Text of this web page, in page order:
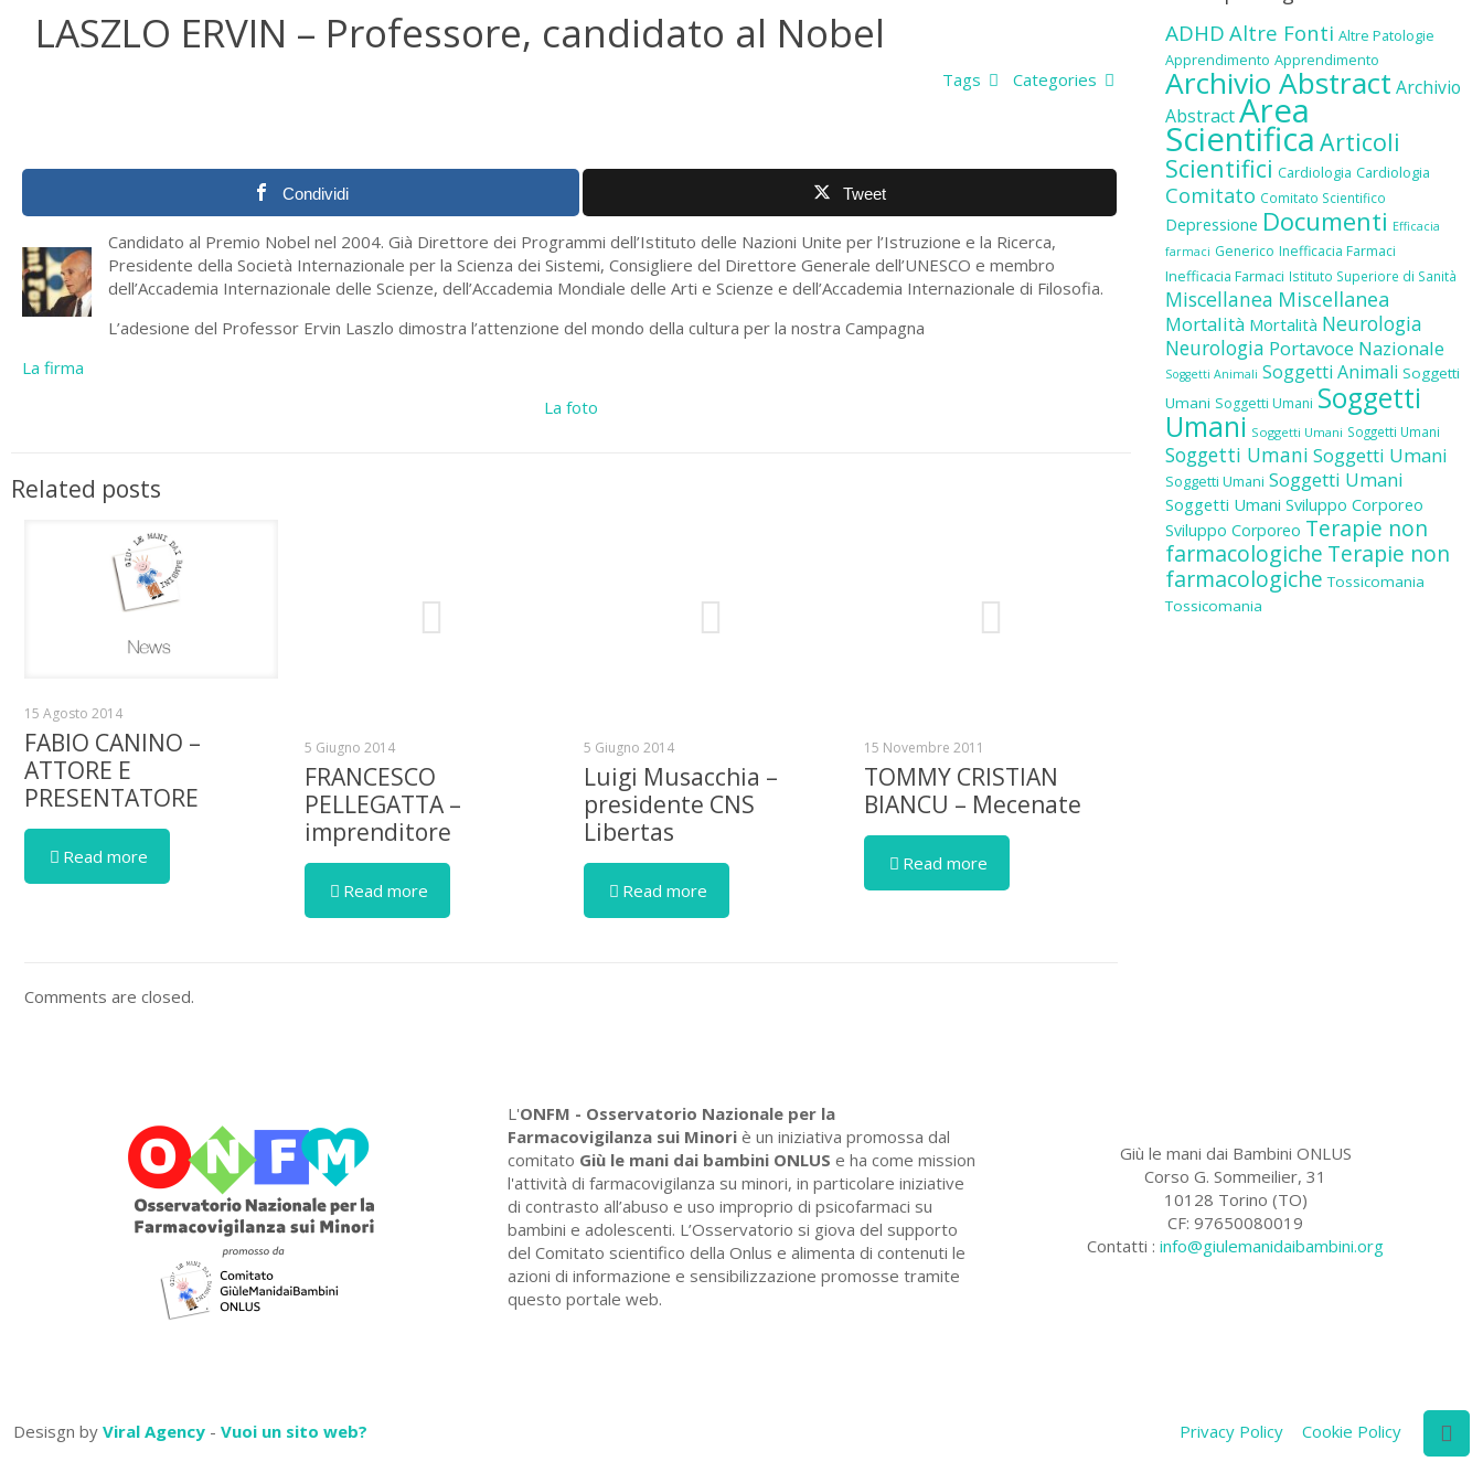
LASZLO ERVIN – Professore, candidato al Nobel
Categories
Tags
Condividi Tweet
Candidato al Premio Nobel nel 2004. Già Direttore dei Programmi dell’Istituto delle Nazioni Unite per l’Istruzione e la Ricerca,
Presidente della Società Internazionale per la Scienza dei Sistemi, Consigliere del Direttore Generale dell’UNESCO e membro
dell’Accademia Internazionale delle Scienze, dell’Accademia Mondiale delle Arti e Scienze e dell’Accademia Internazionale di Filosofia.
L’adesione del Professor Ervin Laszlo dimostra l’attenzione del mondo della cultura per la nostra Campagna
La firma
La foto
Related posts
15 Agosto 2014
FABIO CANINO –
ATTORE E
PRESENTATORE
Read more
5 Giugno 2014
FRANCESCO
PELLEGATTA –
imprenditore
Read more
5 Giugno 2014
Luigi Musacchia –
presidente CNS
Libertas
Read more
15 Novembre 2011
TOMMY CRISTIAN
BIANCU – Mecenate
Read more
Comments are closed.
ADHD Altre Fonti Altre Patologie
Apprendimento Apprendimento
Archivio Abstract Archivio
AbstractArea
Scientifica Articoli
Scientifici Cardiologia Cardiologia
Comitato Comitato Scientifico
Depressione Documenti Efficacia
farmaci Generico Inefficacia Farmaci
Inefficacia Farmaci Istituto Superiore di Sanità
Miscellanea Miscellanea
Mortalità Mortalità Neurologia
Neurologia Portavoce Nazionale
Soggetti Animali Soggetti Animali Soggetti
Umani Soggetti Umani Soggetti
Umani Soggetti Umani Soggetti Umani
Soggetti Umani Soggetti Umani
Soggetti Umani Soggetti Umani
Soggetti Umani Sviluppo Corporeo
Sviluppo Corporeo Terapie non
farmacologiche Terapie non
farmacologiche Tossicomania
Tossicomania
L'ONFM - Osservatorio Nazionale per la
Farmacovigilanza sui Minori è un iniziativa promossa dal
comitato Giù le mani dai bambini ONLUS e ha come mission
l'attività di farmacovigilanza su minori, in particolare iniziative
di contrasto all’abuso e uso improprio di psicofarmaci su
bambini e adolescenti. L’Osservatorio si giova del supporto
del Comitato scientifico della Onlus e alimenta di contenuti le
azioni di informazione e sensibilizzazione promosse tramite
questo portale web.
Giù le mani dai Bambini ONLUS
Corso G. Sommeilier, 31
10128 Torino (TO)
CF: 97650080019
Contatti :info@giulemanidaibambini.org
Desisgn by Viral Agency - Vuoi un sito web? Privacy Policy Cookie Policy